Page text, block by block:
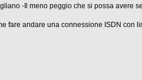
-Il meno peggio che si possa avere
fare andare una connessione ISDN con